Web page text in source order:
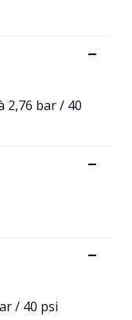
2,76 bar / 40
/ 40 psi